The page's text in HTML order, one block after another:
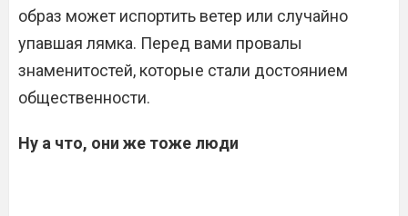
образ может испортить ветер или случайно
упавшая лямка. Перед вами провалы
знаменитостей, которые стали достоянием
общественности.
Ну а что, они же тоже люди